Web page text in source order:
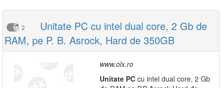
2
Unitate PC cu intel dual core, 2 Gb de
RAM, pe P. B. Asrock, Hard de 350GB
www.olx.ro
Unitate PC cu intel dual core, 2 Gb